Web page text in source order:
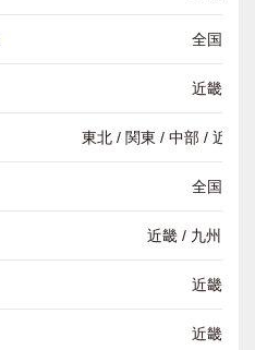
全国
近畿
東北 / 関東 / 中部 / 近畿
全国
近畿 / 九州・沖
近畿
近畿